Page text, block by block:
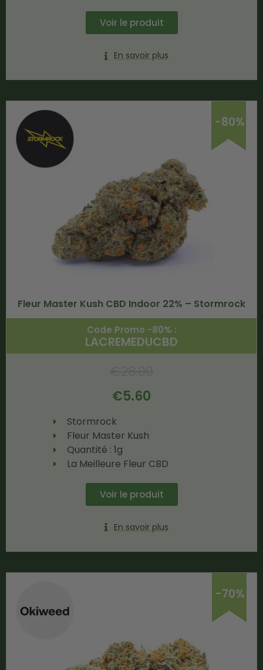
Voir le produit
En savoir plus
-80%
Fleur Master Kush CBD Indoor 22% – Stormrock
Code Promo -80% :
LACREMEDUCBD
€5.60
Stormrock
Fleur Master Kush
Quantité : 1g
La Meilleure Fleur CBD
Voir le produit
En savoir plus
-70%